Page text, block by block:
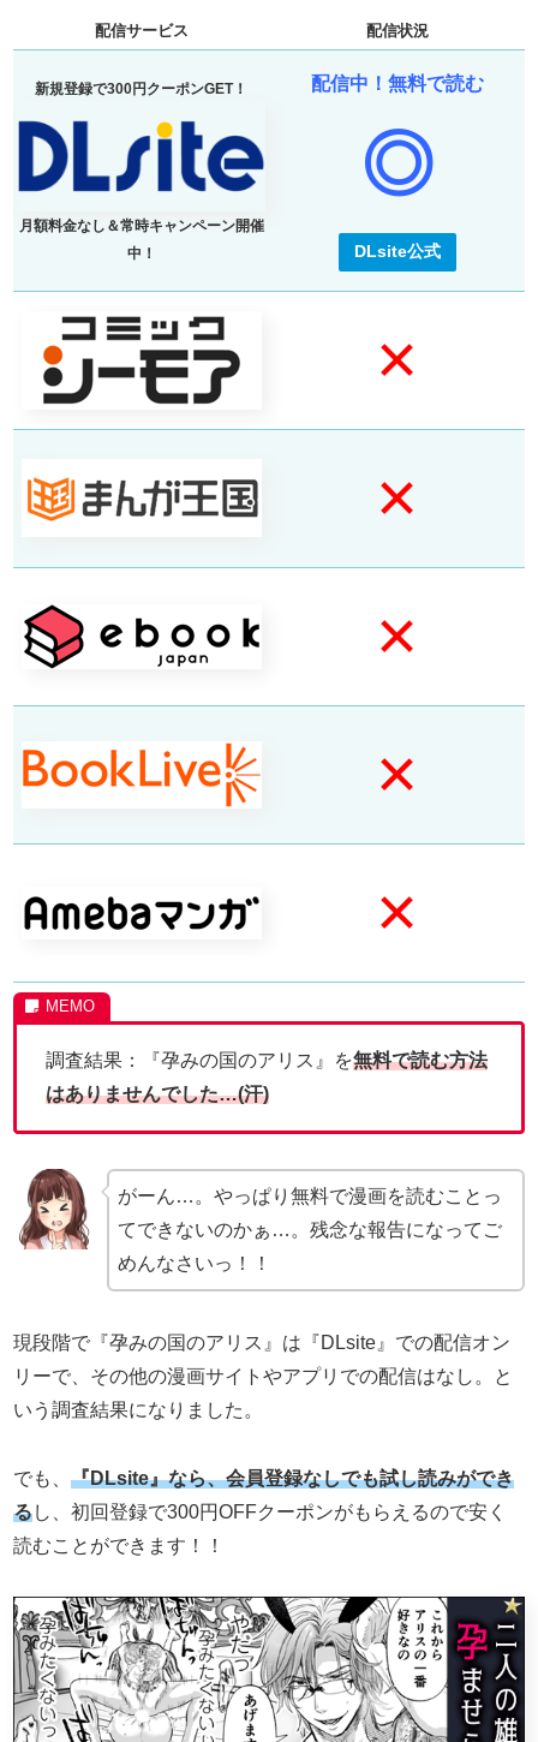
配信サービス 配信状況
新規登録で300円クーポンGET！
月額料金なし＆常時キャンペーン開催
中！
配信中！無料で読む
◎
DLsite公式
×
×
×
×
×
調査結果：『孕みの国のアリス』を無料で読む方法
はありませんでした…(汗)
がーん…。やっぱり無料で漫画を読むことっ
てできないのかぁ…。残念な報告になってご
めんなさいっ！！
現段階で『孕みの国のアリス』は『DLsite』での配信オン
リーで、その他の漫画サイトやアプリでの配信はなし。と
いう調査結果になりました。
でも、 『DLsite』なら、会員登録なしでも試し読みができ
るし、初回登録で300円OFFクーポンがもらえるので安く
読むことができます！！